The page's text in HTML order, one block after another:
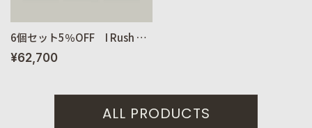
6個セット5％OFF I Rush プレミアムリポクリーム 40g【送料無料】
¥62,700
ALL PRODUCTS